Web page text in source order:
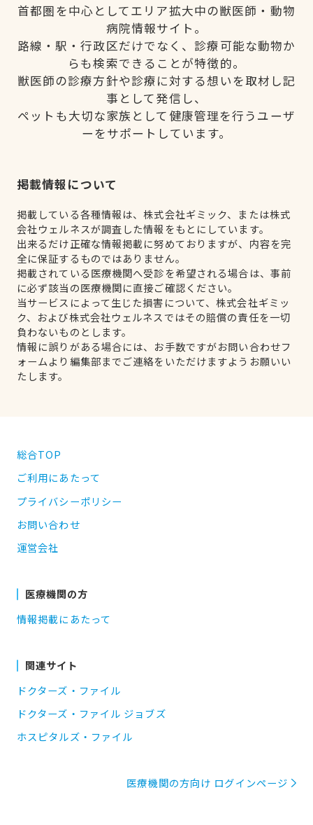
首都圏を中心としてエリア拡大中の獣医師・動物
病院情報サイト。
路線・駅・行政区だけでなく、診療可能な動物か
らも検索できることが特徴的。
獣医師の診療方針や診療に対する想いを取材し記
事として発信し、
ペットも大切な家族として健康管理を行うユーザ
ーをサポートしています。
掲載情報について
掲載している各種情報は、株式会社ギミック、または株式
会社ウェルネスが調査した情報をもとにしています。
出来るだけ正確な情報掲載に努めておりますが、内容を完
全に保証するものではありません。
掲載されている医療機関へ受診を希望される場合は、事前
に必ず該当の医療機関に直接ご確認ください。
当サービスによって生じた損害について、株式会社ギミッ
ク、および株式会社ウェルネスではその賠償の責任を一切
負わないものとします。
情報に誤りがある場合には、お手数ですがお問い合わせフ
ォームより編集部までご連絡をいただけますようお願いい
たします。
総合TOP
ご利用にあたって
プライバシーポリシー
お問い合わせ
運営会社
医療機関の方
情報掲載にあたって
関連サイト
ドクターズ・ファイル
ドクターズ・ファイル ジョブズ
ホスピタルズ・ファイル
医療機関の方向け ログインページ